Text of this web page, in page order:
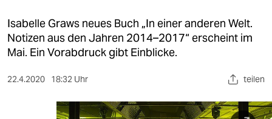
gesellschaft
kultur
Isabelle Graws neues Buch „In einer anderen Welt.
Notizen aus den Jahren 2014–2017“ erscheint im
Mai. Ein Vorabdruck gibt Einblicke.
22.4.2020 18:32 Uhr teilen